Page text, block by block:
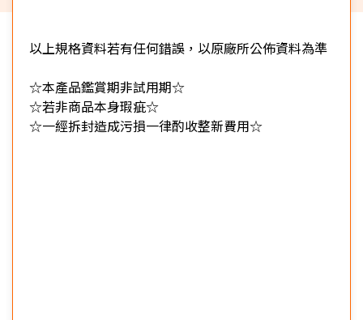
以上規格資料若有任何錯誤，以原廠所公佈資料為準
☆本產品鑑賞期非試用期☆
☆若非商品本身瑕疵☆
☆一經拆封造成污損一律酌收整新費用☆